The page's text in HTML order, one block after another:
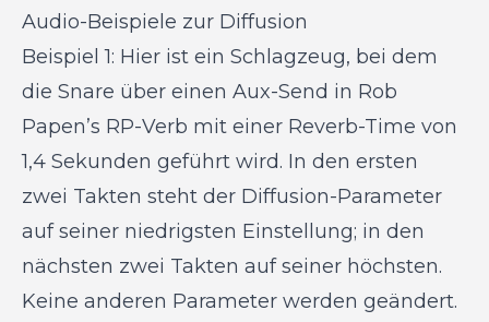
Audio-Beispiele zur Diffusion
Beispiel 1: Hier ist ein Schlagzeug, bei dem
die Snare über einen Aux-Send in Rob
Papen’s RP-Verb mit einer Reverb-Time von
1,4 Sekunden geführt wird. In den ersten
zwei Takten steht der Diffusion-Parameter
auf seiner niedrigsten Einstellung; in den
nächsten zwei Takten auf seiner höchsten.
Keine anderen Parameter werden geändert.